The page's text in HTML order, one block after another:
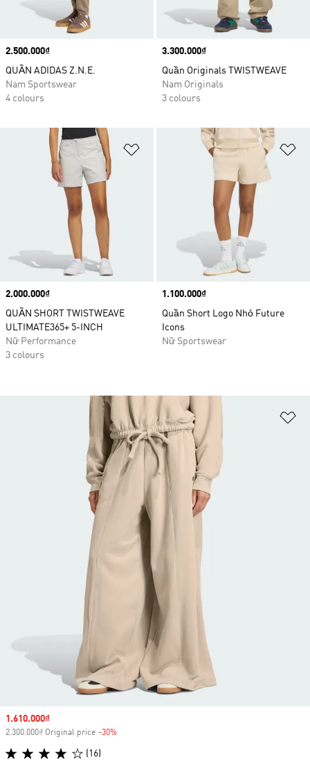
Price
2.500.000₫
QUẦN ADIDAS Z.N.E.
Nam Sportswear
4 colours
Price
3.300.000₫
Quần Originals TWISTWEAVE
Nam Originals
3 colours
Add to Wishlist
Price
2.000.000₫
QUẦN SHORT TWISTWEAVE
ULTIMATE365+ 5-INCH
Nữ Performance
3 colours
Price
1.100.000₫
Quần Short Logo Nhỏ Future
Icons
Nữ Sportswear
Sale price
1.610.000₫
2.300.000₫ Original price -30%
(16)